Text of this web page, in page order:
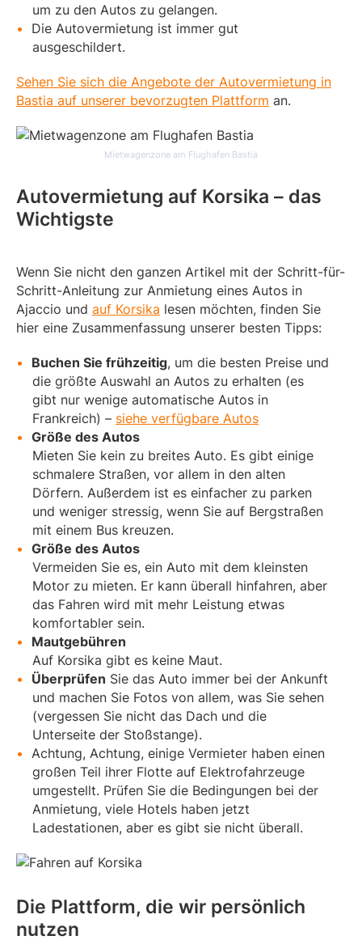
um zu den Autos zu gelangen.
Die Autovermietung ist immer gut
ausgeschildert.
Sehen Sie sich die Angebote der Autovermietung in
Bastia auf unserer bevorzugten Plattform an.
Mietwagenzone am Flughafen Bastia
Autovermietung auf Korsika – das
Wichtigste
Wenn Sie nicht den ganzen Artikel mit der Schritt-für-
Schritt-Anleitung zur Anmietung eines Autos in
Ajaccio und auf Korsika lesen möchten, finden Sie
hier eine Zusammenfassung unserer besten Tipps:
Buchen Sie frühzeitig, um die besten Preise und
die größte Auswahl an Autos zu erhalten (es
gibt nur wenige automatische Autos in
Frankreich) – siehe verfügbare Autos
Größe des Autos
Mieten Sie kein zu breites Auto. Es gibt einige
schmalere Straßen, vor allem in den alten
Dörfern. Außerdem ist es einfacher zu parken
und weniger stressig, wenn Sie auf Bergstraßen
mit einem Bus kreuzen.
Größe des Autos
Vermeiden Sie es, ein Auto mit dem kleinsten
Motor zu mieten. Er kann überall hinfahren, aber
das Fahren wird mit mehr Leistung etwas
komfortabler sein.
Mautgebühren
Auf Korsika gibt es keine Maut.
Überprüfen Sie das Auto immer bei der Ankunft
und machen Sie Fotos von allem, was Sie sehen
(vergessen Sie nicht das Dach und die
Unterseite der Stoßstange).
Achtung, Achtung, einige Vermieter haben einen
großen Teil ihrer Flotte auf Elektrofahrzeuge
umgestellt. Prüfen Sie die Bedingungen bei der
Anmietung, viele Hotels haben jetzt
Ladestationen, aber es gibt sie nicht überall.
Die Plattform, die wir persönlich
nutzen